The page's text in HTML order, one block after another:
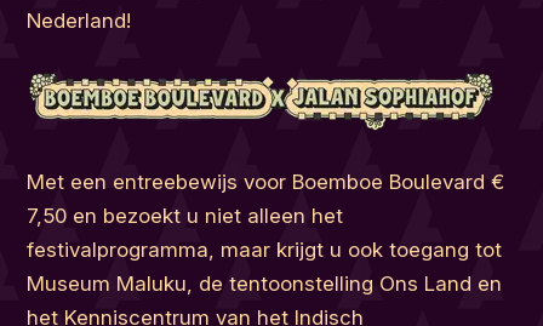
Nederland!
Met een entreebewijs voor Boemboe Boulevard €
7,50 en bezoekt u niet alleen het
festivalprogramma, maar krijgt u ook toegang tot
Museum Maluku, de tentoonstelling Ons Land en
het Kenniscentrum van het Indisch